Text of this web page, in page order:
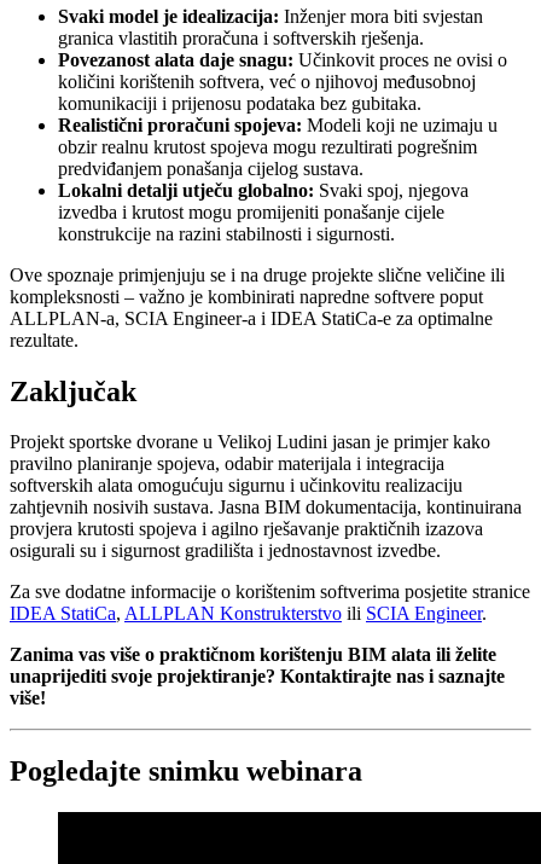
Svaki model je idealizacija: Inženjer mora biti svjestan
granica vlastitih proračuna i softverskih rješenja.
Povezanost alata daje snagu: Učinkovit proces ne ovisi o
količini korištenih softvera, već o njihovoj međusobnoj
komunikaciji i prijenosu podataka bez gubitaka.
Realistični proračuni spojeva: Modeli koji ne uzimaju u
obzir realnu krutost spojeva mogu rezultirati pogrešnim
predviđanjem ponašanja cijelog sustava.
Lokalni detalji utječu globalno: Svaki spoj, njegova
izvedba i krutost mogu promijeniti ponašanje cijele
konstrukcije na razini stabilnosti i sigurnosti.
Ove spoznaje primjenjuju se i na druge projekte slične veličine ili
kompleksnosti – važno je kombinirati napredne softvere poput
ALLPLAN-a, SCIA Engineer-a i IDEA StatiCa-e za optimalne
rezultate.
Zaključak
Projekt sportske dvorane u Velikoj Ludini jasan je primjer kako
pravilno planiranje spojeva, odabir materijala i integracija
softverskih alata omogućuju sigurnu i učinkovitu realizaciju
zahtjevnih nosivih sustava. Jasna BIM dokumentacija, kontinuirana
provjera krutosti spojeva i agilno rješavanje praktičnih izazova
osigurali su i sigurnost gradilišta i jednostavnost izvedbe.
Za sve dodatne informacije o korištenim softverima posjetite stranice
IDEA StatiCa, ALLPLAN Konstrukterstvo ili SCIA Engineer.
Zanima vas više o praktičnom korištenju BIM alata ili želite
unaprijediti svoje projektiranje? Kontaktirajte nas i saznajte
više!
Pogledajte snimku webinara